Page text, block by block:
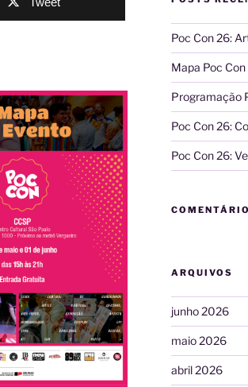
Poc Con 26:
Mapa Poc Con
Programação
Poc Con 26:
Poc Con 26:
ARQUIVOS
junho 2026
maio 2026
abril 2026